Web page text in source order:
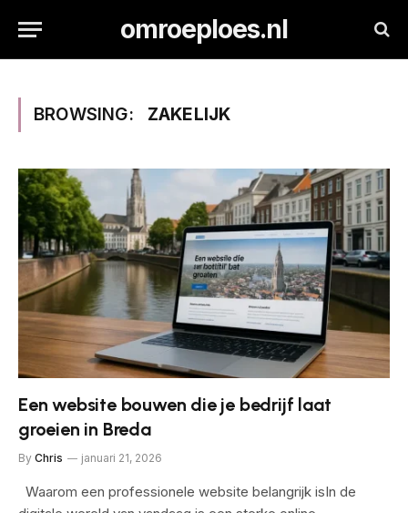
omroeploes.nl
BROWSING: ZAKELIJK
Een website bouwen die je bedrijf laat
groeien in Breda
By Chris januari 21, 2026
Waarom een professionele website belangrijk isIn de